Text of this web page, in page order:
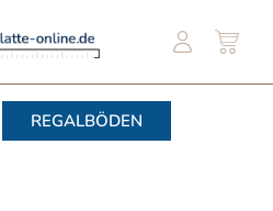
REGALBÖDEN